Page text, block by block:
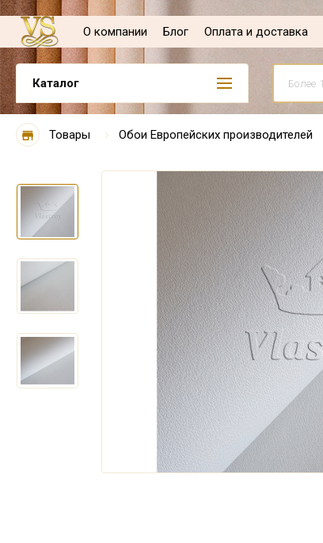
О компании Блог Оплата и доставка
Каталог
Товары Обои Европейских производителей